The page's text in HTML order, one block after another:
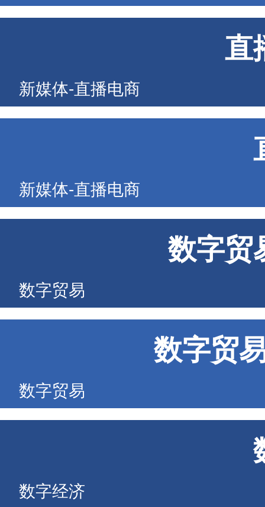
直
新媒体-直播电商
新媒体-直播电商
数字贸
数字贸易
数字贸
数字贸易
数字经济